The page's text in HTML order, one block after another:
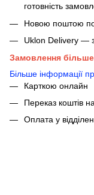
готовність
Новою поштою по
Uklon Delivery —
Замовлення
Більше інформації
Карткою онлайн
Переказ коштів
Оплата у